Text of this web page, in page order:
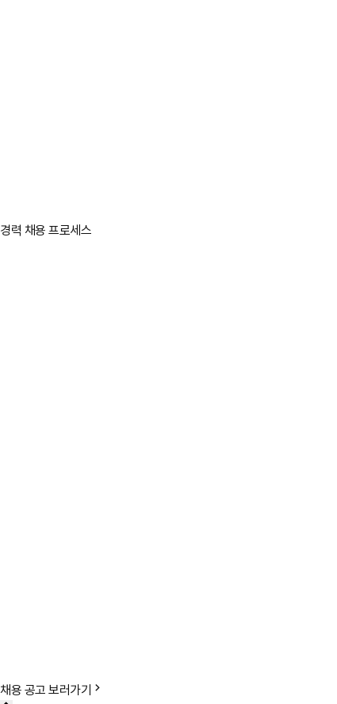
인적성 검사
경력 채용 프로세스
영어 테스트
채용 공고 보러가기